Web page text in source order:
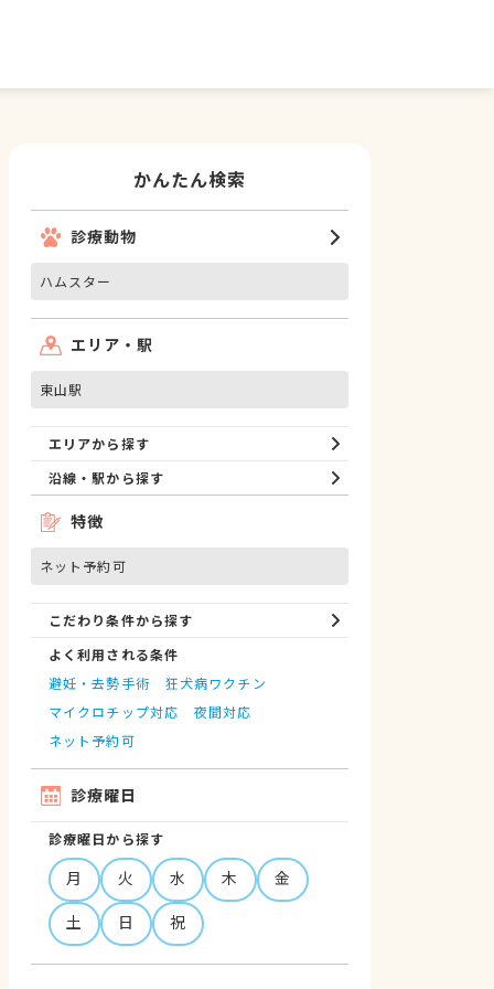
かんたん検索
診療動物
ハムスター
エリア・駅
東山駅
エリアから探す
沿線・駅から探す
特徴
ネット予約可
こだわり条件から探す
よく利用される条件
避妊・去勢手術
狂犬病ワクチン
マイクロチップ対応
夜間対応
ネット予約可
診療曜日
診療曜日から探す
月 火 水 木
金
土
日 祝